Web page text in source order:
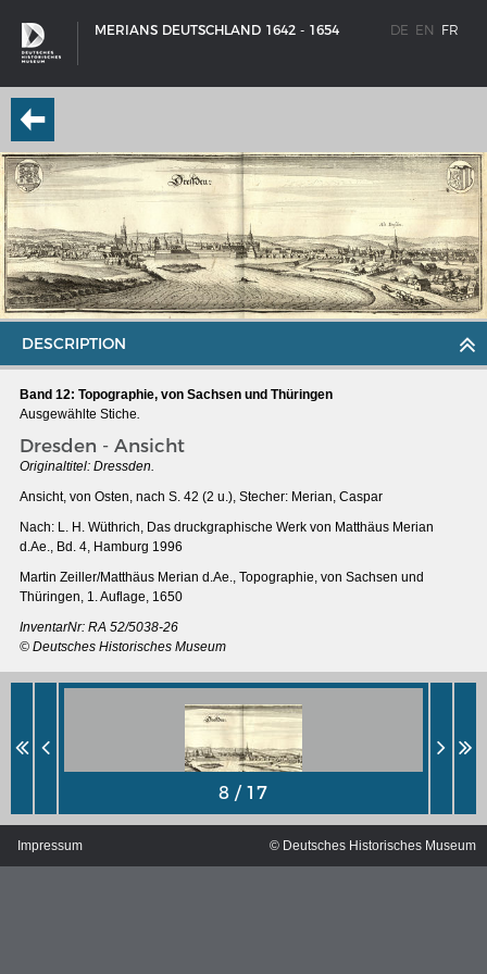
MERIANS DEUTSCHLAND 1642 - 1654 DE EN FR
SCHIFFSTYPEN
Entwicklungen im europäischen Schiffbau
Interaktive Karte
DESCRIPTION
Band 12: Topographie, von Sachsen und Thüringen
Ausgewählte Stiche.
Dresden - Ansicht
Originaltitel: Dressden.
Ansicht, von Osten, nach S. 42 (2 u.), Stecher: Merian, Caspar
Nach: L. H. Wüthrich, Das druckgraphische Werk von Matthäus Merian
d.Ae., Bd. 4, Hamburg 1996
Martin Zeiller/Matthäus Merian d.Ae., Topographie, von Sachsen und
Thüringen, 1. Auflage, 1650
InventarNr: RA 52/5038-26
© Deutsches Historisches Museum
Impressum © Deutsches Historisches Museum